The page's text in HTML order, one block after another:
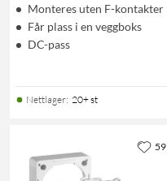
Monteres uten F-kontakter
Får plass i en veggboks
DC-pass
Nettlager: 20+ st
59